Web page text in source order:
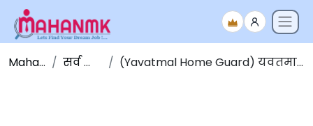
Maha NMK सर्व जाहिराती (Yavatmal Home Guard) यवतमाळ होमगार्ड भरती 2025